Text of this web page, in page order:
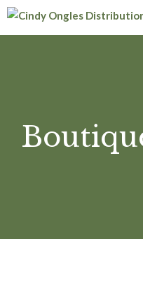
Aller